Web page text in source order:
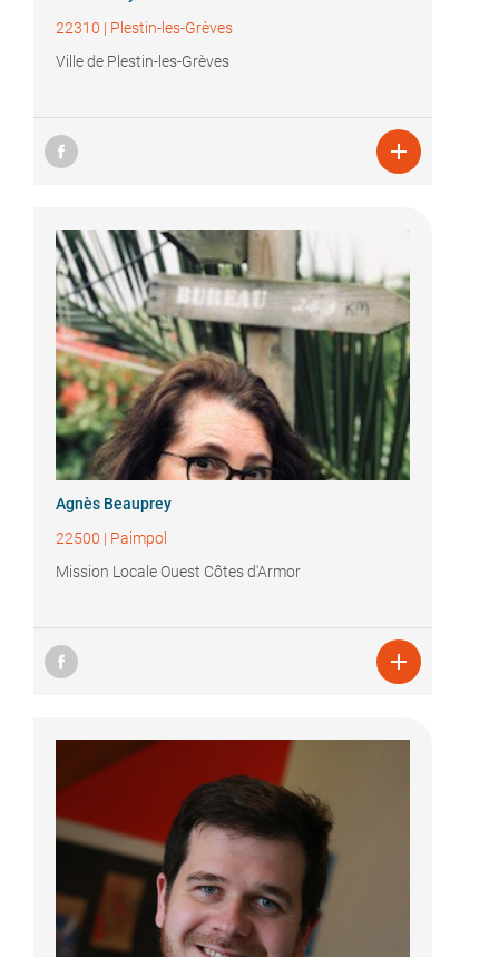
22310 | Plestin-les-Grèves
Ville de Plestin-les-Grèves

Agnès Beauprey
22500 | Paimpol
Mission Locale Ouest Côtes d'Armor
